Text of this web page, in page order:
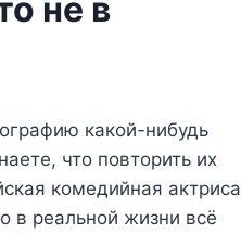
не в
какой-нибудь
что повторить их
комедийная актриса
в реальной жизни всё